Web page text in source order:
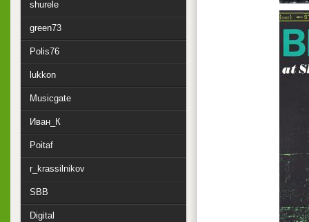
shurele
green73
Polis76
lukkon
Musicgate
Иван_К
Poitaf
r_krassilnikov
SBB
Digital